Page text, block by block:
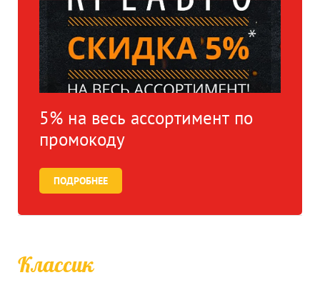
5% на весь ассортимент по
промокоду
ПОДРОБНЕЕ
Классик